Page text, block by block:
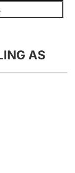
AS